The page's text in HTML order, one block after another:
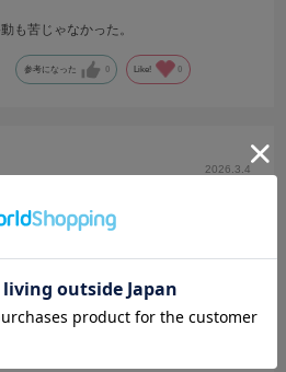
も苦じゃなかった。
参考になった 0 Like! 0
2026.3.4